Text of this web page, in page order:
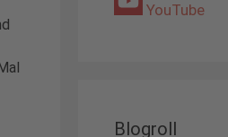
YouTube
Blogroll